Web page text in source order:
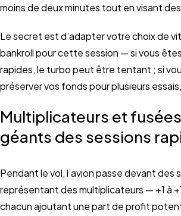
moins de deux minutes tout en visant
Le secret est d’adapter votre choix de
bankroll pour cette session — si vous
rapides, le turbo peut être tentant ; si
préserver vos fonds pour plusieurs
Multiplicateurs et
géants des sessions
Pendant le vol, l’avion passe devant des
représentant des multiplicateurs — +1 à
chacun ajoutant une part de profit